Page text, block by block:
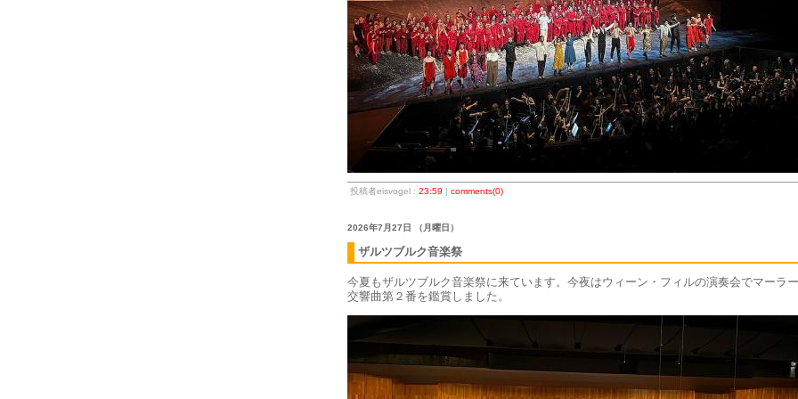
投稿者eisvogel : 23:59 | comments(0)
2026年7月27日 （月曜日）
ザルツブルク音楽祭
今夏もザルツブルク音楽祭に来ています。今夜はウィーン・フィルの演奏会でマーラ
交響曲第２番を鑑賞しました。